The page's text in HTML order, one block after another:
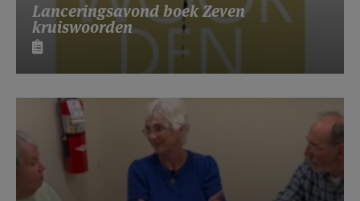
Lanceringsavond boek Zeven
kruiswoorden